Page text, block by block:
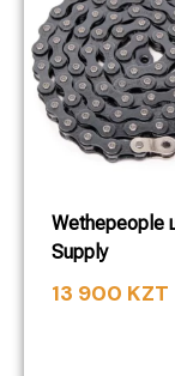
Wethepeople
Supply
13 900 KZT